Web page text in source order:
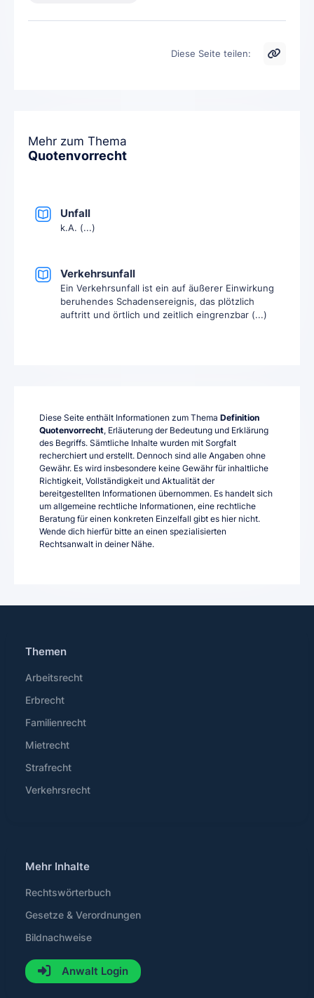
Diese Seite teilen:
Mehr zum Thema
Quotenvorrecht
Unfall
k.A. (...)
Verkehrsunfall
Ein Verkehrsunfall ist ein auf äußerer Einwirkung
beruhendes Schadensereignis, das plötzlich
auftritt und örtlich und zeitlich eingrenzbar (...)
Diese Seite enthält Informationen zum Thema Definition
Quotenvorrecht, Erläuterung der Bedeutung und Erklärung
des Begriffs. Sämtliche Inhalte wurden mit Sorgfalt
recherchiert und erstellt. Dennoch sind alle Angaben ohne
Gewähr. Es wird insbesondere keine Gewähr für inhaltliche
Richtigkeit, Vollständigkeit und Aktualität der
bereitgestellten Informationen übernommen. Es handelt sich
um allgemeine rechtliche Informationen, eine rechtliche
Beratung für einen konkreten Einzelfall gibt es hier nicht.
Wende dich hierfür bitte an einen spezialisierten
Rechtsanwalt in deiner Nähe.
Themen
Arbeitsrecht
Erbrecht
Familienrecht
Mietrecht
Strafrecht
Verkehrsrecht
Mehr Inhalte
Rechtswörterbuch
Gesetze & Verordnungen
Bildnachweise
Anwalt Login